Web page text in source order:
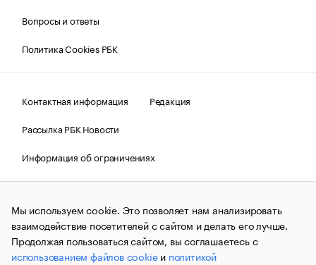
Вопросы и ответы
Политика Cookies РБК
Контактная информация
Редакция
Рассылка РБК Новости
Информация об ограничениях
Правовая информация
О соблюдении авторских прав
© АО «РОСБИЗНЕСКОНСАЛТИНГ»,1995–2026.Сообщения
и материалы информационного агентства «РБК»
(зарегистрировано Федеральной службой по надзору в сфере
связи, информационных технологий и массовых
коммуникаций (Роскомнадзор) 09.12.2015 за номером ИА
Мы используем cookie. Это позволяет нам анализировать
взаимодействие посетителей с сайтом и делать его лучше.
Продолжая пользоваться сайтом, вы соглашаетесь с
использованием файлов cookieи политикой